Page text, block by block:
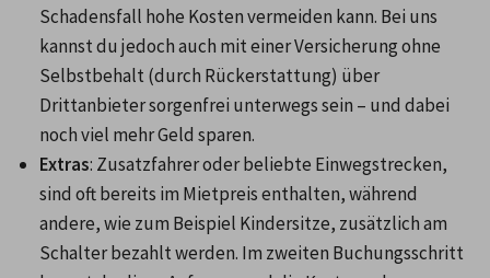
Schadensfall hohe Kosten vermeiden kann. Bei uns
kannst du jedoch auch mit einer Versicherung ohne
Selbstbehalt (durch Rückerstattung) über
Drittanbieter sorgenfrei unterwegs sein – und dabei
noch viel mehr Geld sparen.
Extras: Zusatzfahrer oder beliebte Einwegstrecken,
sind oft bereits im Mietpreis enthalten, während
andere, wie zum Beispiel Kindersitze, zusätzlich am
Schalter bezahlt werden. Im zweiten Buchungsschritt